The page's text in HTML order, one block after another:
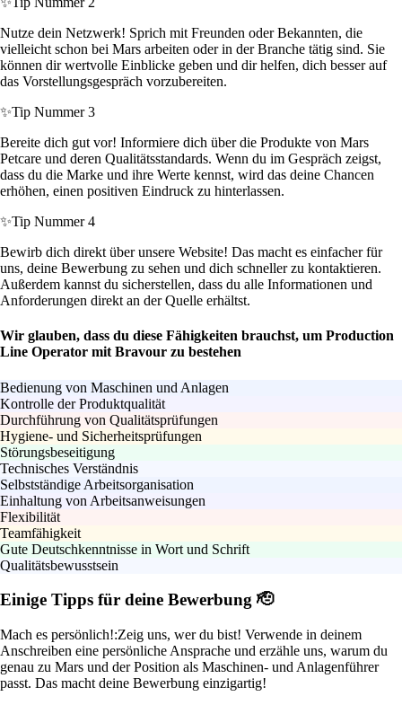
Nutze dein Netzwerk! Sprich mit Freunden oder Bekannten, die
vielleicht schon bei Mars arbeiten oder in der Branche tätig sind. Sie
können dir wertvolle Einblicke geben und dir helfen, dich besser auf
das Vorstellungsgespräch vorzubereiten.
✨Tip Nummer 3
Bereite dich gut vor! Informiere dich über die Produkte von Mars
Petcare und deren Qualitätsstandards. Wenn du im Gespräch zeigst,
dass du die Marke und ihre Werte kennst, wird das deine Chancen
erhöhen, einen positiven Eindruck zu hinterlassen.
✨Tip Nummer 4
Bewirb dich direkt über unsere Website! Das macht es einfacher für
uns, deine Bewerbung zu sehen und dich schneller zu kontaktieren.
Außerdem kannst du sicherstellen, dass du alle Informationen und
Anforderungen direkt an der Quelle erhältst.
Wir glauben, dass du diese Fähigkeiten brauchst, um Production
Line Operator mit Bravour zu bestehen
Bedienung von Maschinen und Anlagen
Kontrolle der Produktqualität
Durchführung von Qualitätsprüfungen
Hygiene- und Sicherheitsprüfungen
Störungsbeseitigung
Technisches Verständnis
Selbstständige Arbeitsorganisation
Einhaltung von Arbeitsanweisungen
Flexibilität
Teamfähigkeit
Gute Deutschkenntnisse in Wort und Schrift
Qualitätsbewusstsein
Einige Tipps für deine Bewerbung 🫡
Mach es persönlich!:Zeig uns, wer du bist! Verwende in deinem
Anschreiben eine persönliche Ansprache und erzähle uns, warum du
genau zu Mars und der Position als Maschinen- und Anlagenführer
passt. Das macht deine Bewerbung einzigartig!